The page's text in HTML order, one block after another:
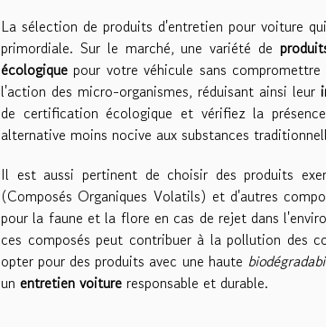
La sélection de produits d'entretien pour voiture
primordiale. Sur le marché, une variété de
écologique pour votre véhicule sans
l'action des micro-organismes, réduisant ainsi leur
de certification écologique et vérifiez la
alternative moins nocive aux substances
Il est aussi pertinent de choisir des produits
(Composés Organiques Volatils) et d'autres
pour la faune et la flore en cas de rejet dans
ces composés peut contribuer à la pollution des
opter pour des produits avec une haute
un entretien voiture responsable et durable.